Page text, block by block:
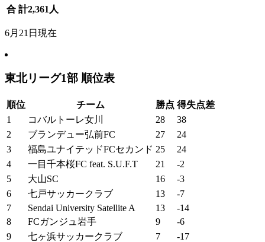
合 計2,361 人
6月21日現在
東北リーグ1部 順位表
順位 チーム 勝点 得失点差
1
コバルトーレ女川 28
38
2
ブランデュー弘前FC 27
24
3
福島ユナイテッドFCセカンド 25
24
4
一目千本桜FC feat. S.U.F.T 21
-2
5
大山SC 16
-3
6
七戸サッカークラブ 13
-7
7
Sendai University Satellite A 13
-14
8
FCガンジュ岩手 9
-6
9
七ヶ浜サッカークラブ 7
-17